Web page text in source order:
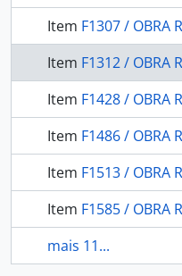
Item F1307 / OBRA RARA / 1906 -
Item F1312 / OBRA RARA / 1896 - La Leyenda del Yguareté-
Item F1428 / OBRA RARA /
Item F1486 / OBRA RARA / 1919 - Les
Item F1513 / OBRA
Item F1585 / OBRA
mais 11...